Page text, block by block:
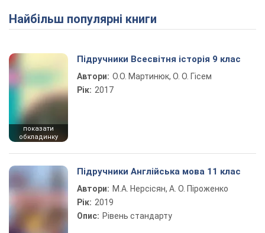
Play Video
Найбільш популярні книги
показати
обкладинку
Підручники Всесвітня історія 9 клас
Автори: О.О. Мартинюк, О. О. Гісем
Рік: 2017
Підручники Англійська мова 11 клас
Автори: М.А. Нерсісян, А. О. Піроженко
Рік: 2019
Опис: Рівень стандарту